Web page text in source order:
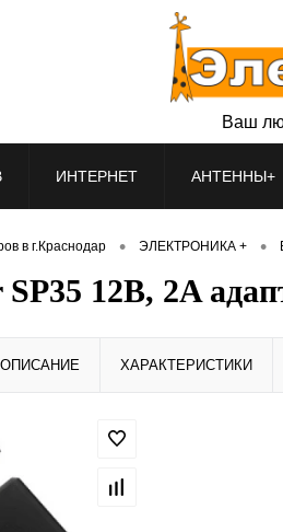
Ваш
ИНТЕРНЕТ АНТЕННЫ+
в г.Краснодар • ЭЛЕКТРОНИКА + •
12В, 2A
ОПИСАНИЕ ХАРАКТЕРИСТИКИ